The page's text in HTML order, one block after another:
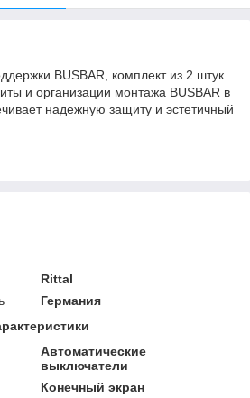
BUSBAR, комплект из 2 штук.
и организации монтажа BUSBAR в
надежную защиту и эстетичный
Rittal
Германия
Автоматические
выключатели
Конечный экран